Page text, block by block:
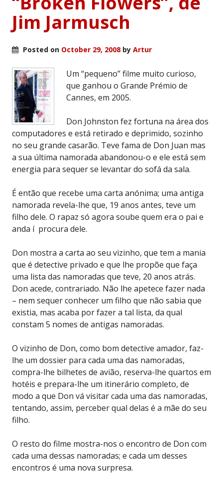
Jim Jarmusch
Posted on October 29, 2008 by Artur
Um “pequeno” filme muito curioso,
que ganhou o Grande Prémio de
Cannes, em 2005.
Don Johnston fez fortuna na área dos
computadores e está retirado e deprimido, sozinho
no seu grande casarão. Teve fama de Don Juan mas
a sua última namorada abandonou-o e ele está sem
energia para sequer se levantar do sofá da sala.
É então que recebe uma carta anónima; uma antiga
namorada revela-lhe que, 19 anos antes, teve um
filho dele. O rapaz só agora soube quem era o pai e
anda í procura dele.
Don mostra a carta ao seu vizinho, que tem a mania
que é detective privado e que lhe propõe que faça
uma lista das namoradas que teve, 20 anos atrás.
Don acede, contrariado. Não lhe apetece fazer nada
– nem sequer conhecer um filho que não sabia que
existia, mas acaba por fazer a tal lista, da qual
constam 5 nomes de antigas namoradas.
O vizinho de Don, como bom detective amador, faz-
lhe um dossier para cada uma das namoradas,
compra-lhe bilhetes de avião, reserva-lhe quartos em
hotéis e prepara-lhe um itinerário completo, de
modo a que Don vá visitar cada uma das namoradas,
tentando, assim, perceber qual delas é a mãe do seu
filho.
O resto do filme mostra-nos o encontro de Don com
cada uma dessas namoradas; e cada um desses
encontros é uma nova surpresa.